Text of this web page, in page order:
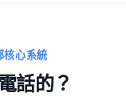
心系統
話的？